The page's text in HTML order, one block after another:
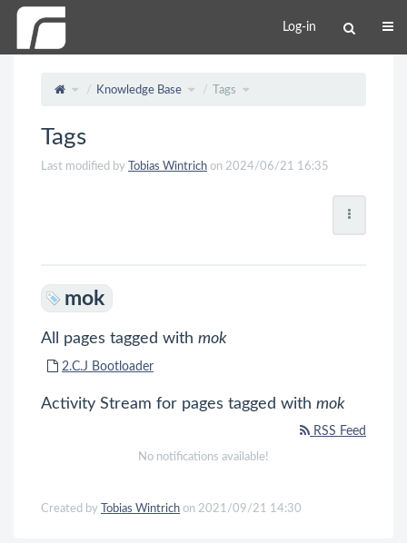
Log-in
Knowledge Base Tags
Tags
Last modified by Tobias Wintrich on 2024/06/21 16:35
mok
All pages tagged with mok
2.C.J Bootloader
Activity Stream for pages tagged with mok
RSS Feed
No notifications available!
Created by Tobias Wintrich on 2021/09/21 14:30